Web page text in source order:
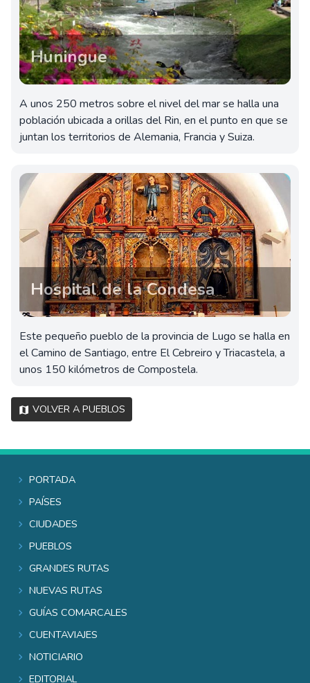
Huningue
A unos 250 metros sobre el nivel del mar se halla una
población ubicada a orillas del Rin, en el punto en que se
juntan los territorios de Alemania, Francia y Suiza.
Hospital de la Condesa
Este pequeño pueblo de la provincia de Lugo se halla en
el Camino de Santiago, entre El Cebreiro y Triacastela, a
unos 150 kilómetros de Compostela.
Volver a pueblos
Portada
Países
Ciudades
Pueblos
Grandes rutas
Nuevas rutas
Guías comarcales
Cuentaviajes
Noticiario
Editorial